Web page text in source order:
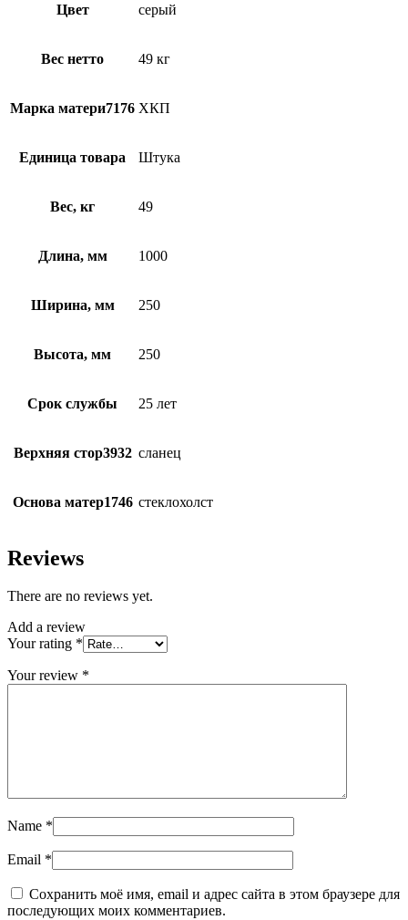
Цвет серый
Вес нетто 49 кг
Марка матери7176 ХКП
Единица товара Штука
Вес, кг 49
Длина, мм 1000
Ширина, мм 250
Высота, мм 250
Срок службы 25 лет
Верхняя стор3932 сланец
Основа матер1746 стеклохолст
Reviews
There are no reviews yet.
Add a review
Your rating *
Your review *
Name *
Email *
Сохранить моё имя, email и адрес сайта в этом браузере для
последующих моих комментариев.